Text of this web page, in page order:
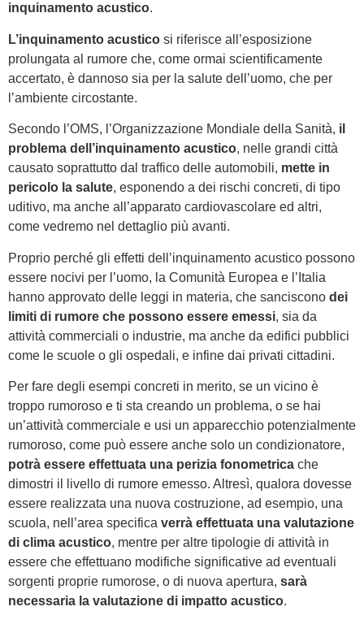
inquinamento acustico.
L’inquinamento acustico si riferisce all’esposizione
prolungata al rumore che, come ormai scientificamente
accertato, è dannoso sia per la salute dell’uomo, che per
l’ambiente circostante.
Secondo l’OMS, l’Organizzazione Mondiale della Sanità, il
problema dell’inquinamento acustico, nelle grandi città
causato soprattutto dal traffico delle automobili, mette in
pericolo la salute, esponendo a dei rischi concreti, di tipo
uditivo, ma anche all’apparato cardiovascolare ed altri,
come vedremo nel dettaglio più avanti.
Proprio perché gli effetti dell’inquinamento acustico possono
essere nocivi per l’uomo, la Comunità Europea e l’Italia
hanno approvato delle leggi in materia, che sanciscono dei
limiti di rumore che possono essere emessi, sia da
attività commerciali o industrie, ma anche da edifici pubblici
come le scuole o gli ospedali, e infine dai privati cittadini.
Per fare degli esempi concreti in merito, se un vicino è
troppo rumoroso e ti sta creando un problema, o se hai
un’attività commerciale e usi un apparecchio potenzialmente
rumoroso, come può essere anche solo un condizionatore,
potrà essere effettuata una perizia fonometrica che
dimostri il livello di rumore emesso. Altresì, qualora dovesse
essere realizzata una nuova costruzione, ad esempio, una
scuola, nell’area specifica verrà effettuata una valutazione
di clima acustico, mentre per altre tipologie di attività in
essere che effettuano modifiche significative ad eventuali
sorgenti proprie rumorose, o di nuova apertura, sarà
necessaria la valutazione di impatto acustico.